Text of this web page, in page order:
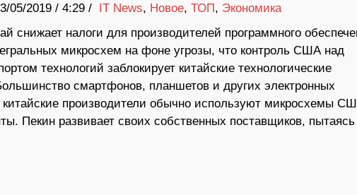
05/2019/ 4:29 / IT News, Новое, ТОП, Экономика
снижает налоги для производителей программного
микросхем на фоне угрозы, что контроль США над
технологий заблокирует китайские технологические
смартфонов, планшетов и других электронных
производители обычно используют микросхемы
Пекин развивает своих собственных поставщиков, пытаясь